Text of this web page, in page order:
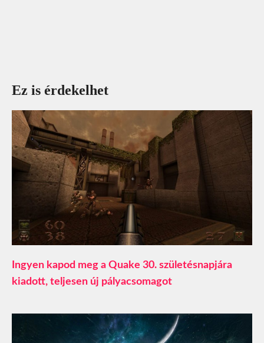
Ez is érdekelhet
Ingyen kapod meg a Quake 30. születésnapjára
kiadott, teljesen új pályacsomagot